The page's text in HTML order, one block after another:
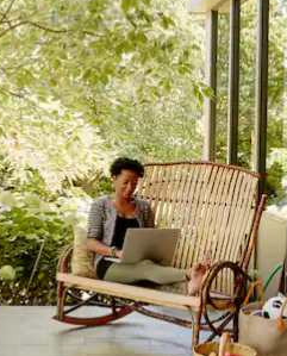
et vers le bas pour les parcourir